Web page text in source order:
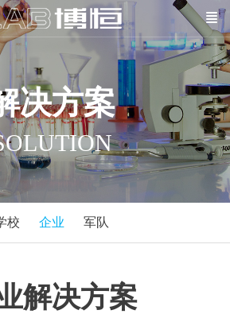
决方案
校 企业 军队
解决方案